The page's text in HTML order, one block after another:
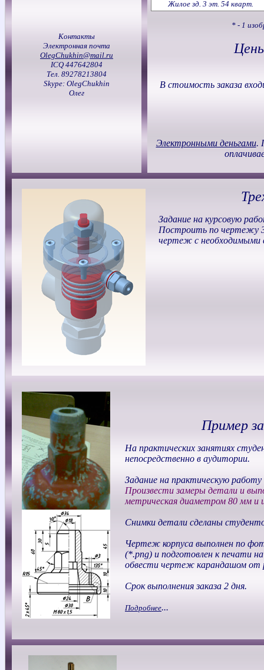
Контакты
Электронная почта
OlegChukhin@mail.ru
ICQ 447642804
Тел. 89278213804
Skype: OlegChukhin
Олег
Жилое зд. 3 эт. 54 кварт.
* - 1
В стоимость заказа
Электронными деньгами.
Задание на курсовую
Построить по чертежу
чертеж с необходимыми
Пример
На практических занятиях
непосредственно в аудитории.
Задание на практическую
Произвести замеры детали и
метрическая диаметром 80 мм и
Снимки детали сделаны
Чертеж корпуса выполнен по
(*.png) и подготовлен к печати
обвести чертеж карандашом от
Срок выполнения заказа 2 дня.
Подробнее...